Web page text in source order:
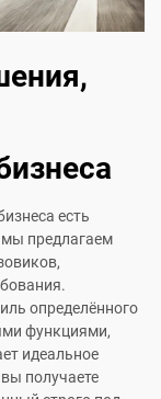
есть
предлагаем
определённого
функциями,
идеальное
получаете